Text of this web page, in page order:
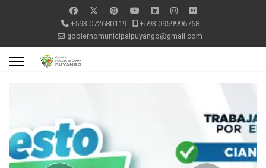
+593 072680119
+593 0959996768
gobiernomunicipalpuyango@gmail.com